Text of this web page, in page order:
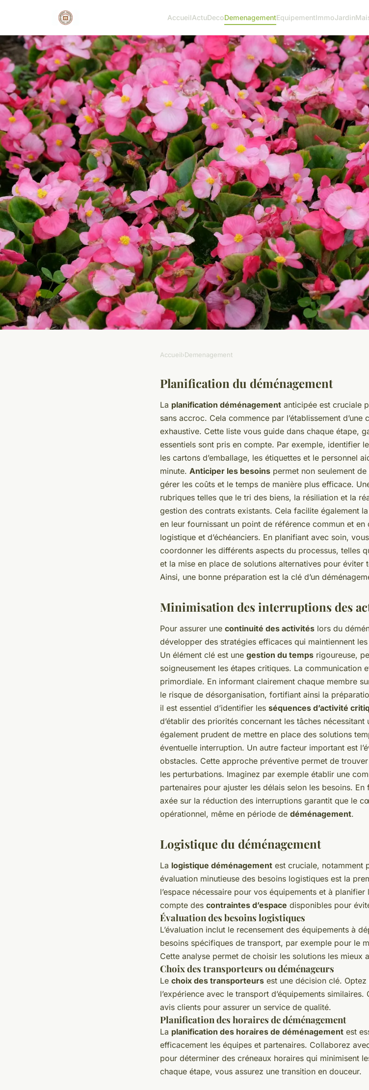
AccueilActuDecoDemenagementEquipementImmoJardin
Guide Pratique pour Réussir le
Déménagement d'une Entreprise
Production Vidéo sans
Accueil›Demenagement
Planification du déménagement
La planification déménagement anticipée est cruciale
sans accroc. Cela commence par l’établissement
exhaustive. Cette liste vous guide dans chaque étape,
essentiels sont pris en compte. Par exemple, identifier
les cartons d’emballage, les étiquettes et le personnel
minute. Anticiper les besoins permet non seulement
gérer les coûts et le temps de manière plus efficace.
rubriques telles que le tri des biens, la résiliation et la
gestion des contrats existants. Cela facilite également
en leur fournissant un point de référence commun et
logistique et d’échéanciers. En planifiant avec soin,
coordonner les différents aspects du processus, telles
et la mise en place de solutions alternatives pour éviter
Ainsi, une bonne préparation est la clé d’un
Minimisation des interruptions des
Pour assurer une continuité des activités lors du
développer des stratégies efficaces qui maintiennent
Un élément clé est une gestion du temps rigoureuse,
soigneusement les étapes critiques. La communication
primordiale. En informant clairement chaque membre
le risque de désorganisation, fortifiant ainsi la
il est essentiel d’identifier les séquences d’activité
d’établir des priorités concernant les tâches
également prudent de mettre en place des solutions
éventuelle interruption. Un autre facteur important est
obstacles. Cette approche préventive permet de
les perturbations. Imaginez par exemple établir une
partenaires pour ajuster les délais selon les besoins.
axée sur la réduction des interruptions garantit que le
opérationnel, même en période de déménagement.
Logistique du déménagement
La logistique déménagement est cruciale, notamment
évaluation minutieuse des besoins logistiques est la
l’espace nécessaire pour vos équipements et à
compte des contraintes d’espace disponibles pour
Évaluation des besoins logistiques
L’évaluation inclut le recensement des équipements à
besoins spécifiques de transport, par exemple pour le
Cette analyse permet de choisir les solutions les mieux
Choix des transporteurs ou déménageurs
Le choix des transporteurs est une décision clé.
l’expérience avec le transport d’équipements
avis clients pour assurer un service de qualité.
Planification des horaires de déménagement
La planification des horaires de déménagement est
efficacement les équipes et partenaires. Collaborez
pour déterminer des créneaux horaires qui minimisent
chaque étape, vous assurez une transition en douceur.